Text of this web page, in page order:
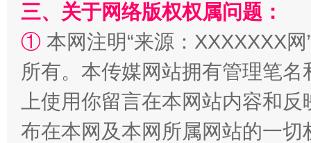
三、关于网络版权权属问题：
① 本网注明“来源：XXXXXXX
所有。本传媒网站拥有管理笔
上使用你留言在本网站内容和
布在本网及本网所属网站的一